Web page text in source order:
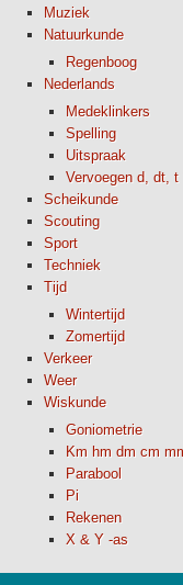
Muziek
Natuurkunde
Regenboog
Nederlands
Medeklinkers
Spelling
Uitspraak
Vervoegen d, dt, t
Scheikunde
Scouting
Sport
Techniek
Tijd
Wintertijd
Zomertijd
Verkeer
Weer
Wiskunde
Goniometrie
Km hm dm cm
Parabool
Pi
Rekenen
X & Y -as